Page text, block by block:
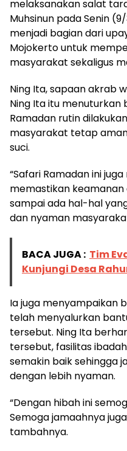
melaksanakan salat
Muhsinun pada Senin
menjadi bagian dari
Mojokerto untuk
masyarakat sekaligus
Ning Ita, sapaan akrab
Ning Ita itu menuturkan
Ramadan rutin
masyarakat tetap
suci.
“Safari Ramadan ini
memastikan keamanan
sampai ada hal-hal
dan nyaman
BACA JUGA : Tim
Kunjungi Desa
Ia juga menyampaikan
telah menyalurkan
tersebut. Ning Ita
tersebut, fasilitas
semakin baik sehingga
dengan lebih nyaman.
“Dengan hibah ini
Semoga jamaahnya
tambahnya.